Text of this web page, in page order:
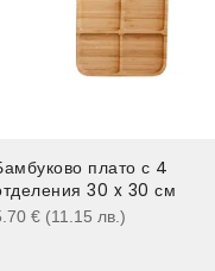
плато с 4
30 x 30 см
€ (11.15 лв. )